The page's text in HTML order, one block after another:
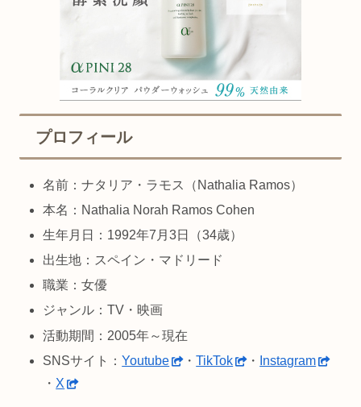
プロフィール
名前：ナタリア・ラモス（Nathalia Ramos）
本名：Nathalia Norah Ramos Cohen
生年月日：1992年7月3日（34歳）
出生地：スペイン・マドリード
職業：女優
ジャンル：TV・映画
活動期間：2005年～現在
SNSサイト：Youtube ・TikTok ・
Instagram
・ X